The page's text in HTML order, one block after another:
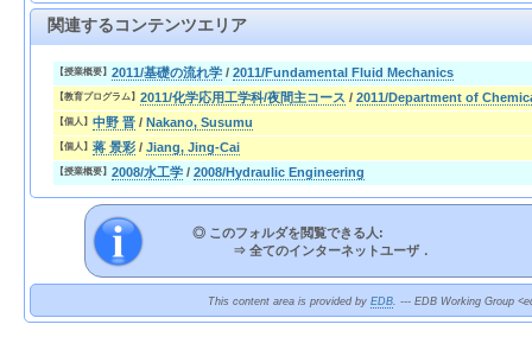
関連するコンテンツエリア
【授業概要】 2011/基礎の流れ学 / 2011/Fundamental Fluid Mechanics
【教育プログラム】 2011/化学応用工学科/夜間主コース / 2011/Department of
【個人】 中野 晋 / Nakano, Susumu
【個人】 蒋 景彩 / Jiang, Jing-Cai
【授業概要】 2008/水工学 / 2008/Hydraulic Engineering
◎ このフォルダを閲覧できる人:
⇒ 全てのインターネットユーザ．
This content area is provided by EDB. --- EDB Working Group